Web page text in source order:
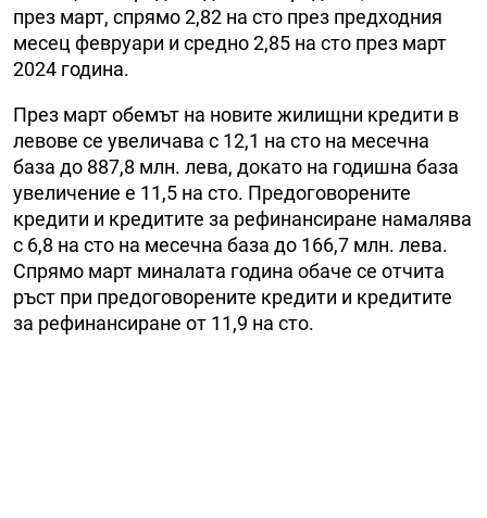
през март, спрямо 2,82 на сто през предходния
месец февруари и средно 2,85 на сто през март
2024 година.
През март обемът на новите жилищни кредити в
левове се увеличава с 12,1 на сто на месечна
база до 887,8 млн. лева, докато на годишна база
увеличение е 11,5 на сто. Предоговорените
кредити и кредитите за рефинансиране намалява
с 6,8 на сто на месечна база до 166,7 млн. лева.
Спрямо март миналата година обаче се отчита
ръст при предоговорените кредити и кредитите
за рефинансиране от 11,9 на сто.